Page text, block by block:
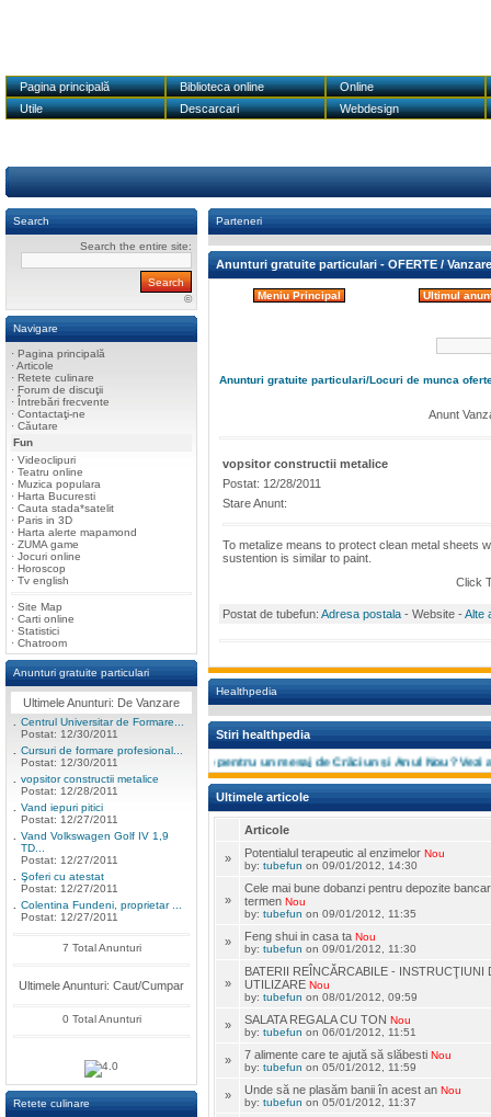
Pagina principală Biblioteca online
Online
Utile
Descarcari Webdesign
Search
Search the entire site:
©
Navigare
· Pagina principală
· Articole
· Retete culinare
· Forum de discuţii
· Întrebări frecvente
· Contactaţi-ne
· Căutare
Fun
· Videoclipuri
· Teatru online
· Muzica populara
· Harta Bucuresti
· Cauta stada*satelit
· Paris in 3D
· Harta alerte mapamond
· ZUMA game
· Jocuri online
· Horoscop
· Tv english
· Site Map
· Carti online
· Statistici
· Chatroom
Anunturi gratuite particulari
Ultimele Anunturi: De Vanzare
Centrul Universitar de Formare...
Postat: 12/30/2011
Cursuri de formare profesional...
Postat: 12/30/2011
vopsitor constructii metalice
Postat: 12/28/2011
Vand iepuri pitici
Postat: 12/27/2011
Vand Volkswagen Golf IV 1,9
TD...
Postat: 12/27/2011
Şoferi cu atestat
Postat: 12/27/2011
Colentina Fundeni, proprietar ...
Postat: 12/27/2011
7 Total Anunturi
Ultimele Anunturi: Caut/Cumpar
0 Total Anunturi
Retete culinare
Parteneri
Anunturi gratuite particulari - OFERTE / Vanzare
Meniu Principal Ultimul
Anunturi gratuite particulari/Locuri de munca
Anunt
vopsitor constructii metalice
Postat: 12/28/2011
Stare Anunt:
To metalize means to protect clean metal sheets
sustention is similar to paint.
Click
Postat de tubefun: Adresa postala - Website - Alte
Healthpedia
Stiri healthpedia
asteapta in 2012[]N-ai inspiraţie pentru un mesaj de Crăciun și Anul Nou? Vezi
Ultimele articole
Articole
» Potentialul terapeutic al enzimelor Nou
by: tubefun on 09/01/2012, 14:30
»
Cele mai bune dobanzi pentru depozite
termen Nou
by: tubefun on 09/01/2012, 11:35
» Feng shui in casa ta Nou
by: tubefun on 09/01/2012, 11:30
»
BATERII REÎNCĂRCABILE - INSTRUCŢIUNI
UTILIZARE Nou
by: tubefun on 08/01/2012, 09:59
» SALATA REGALA CU TON Nou
by: tubefun on 06/01/2012, 11:51
» 7 alimente care te ajută să slăbesti Nou
by: tubefun on 05/01/2012, 11:59
» Unde să ne plasăm banii în acest an Nou
by: tubefun on 05/01/2012, 11:37